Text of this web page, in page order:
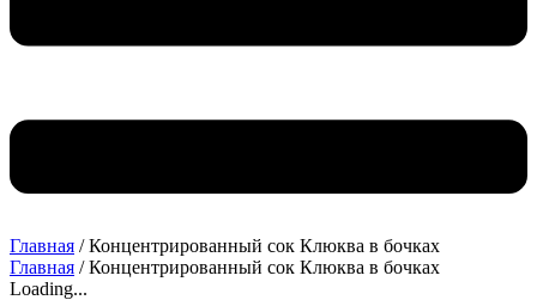
Главная / Концентрированный сок Клюква в бочках
Главная / Концентрированный сок Клюква в бочках
Loading...